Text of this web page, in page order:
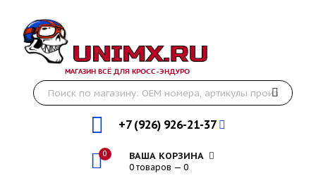
МАГАЗИН ВСЁ ДЛЯ КРОСС-ЭНДУРО
+7 (926) 926-21-37
0 ВАША КОРЗИНА
0 товаров — 0